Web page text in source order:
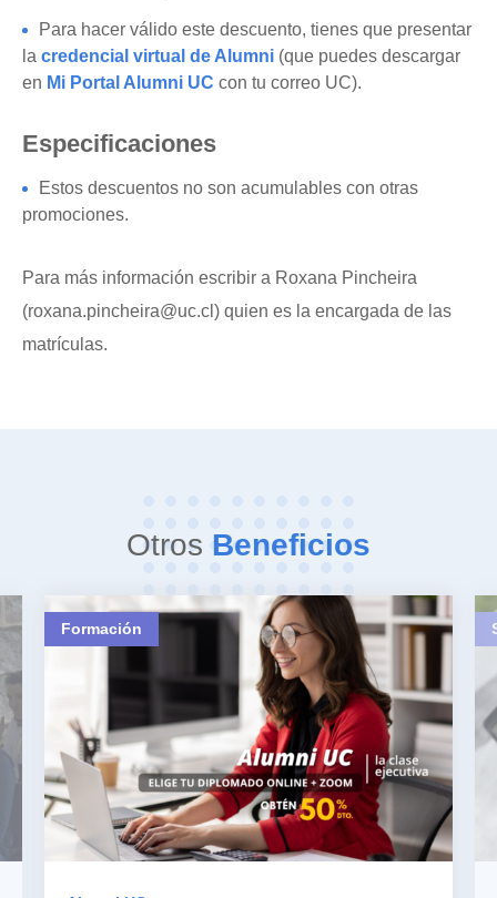
Para hacer válido este descuento, tienes que presentar
la credencial virtual de Alumni (que puedes descargar
en Mi Portal Alumni UC con tu correo UC).
Especificaciones
Estos descuentos no son acumulables con otras
promociones.
Para más información escribir a Roxana Pincheira
(roxana.pincheira@uc.cl) quien es la encargada de las
matrículas.
Otros Beneficios
Formación